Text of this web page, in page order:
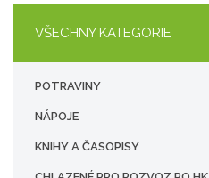
VŠECHNY KATEGORIE
POTRAVINY
NÁPOJE
KNIHY A ČASOPISY